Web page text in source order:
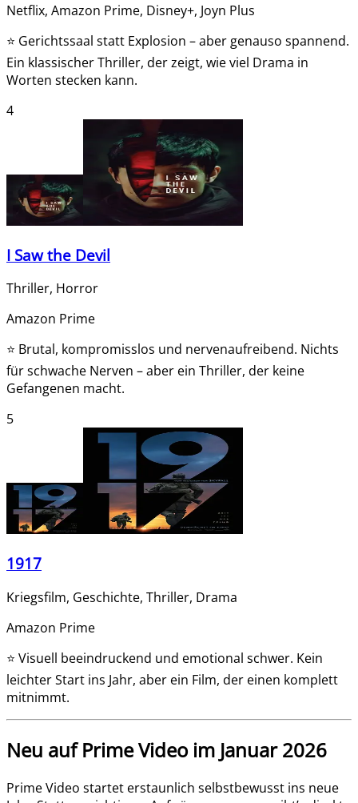
Netflix, Amazon Prime, Disney+, Joyn Plus
⭐ Gerichtssaal statt Explosion – aber genauso spannend.
Ein klassischer Thriller, der zeigt, wie viel Drama in
Worten stecken kann.
4
I Saw the Devil
Thriller, Horror
Amazon Prime
⭐ Brutal, kompromisslos und nervenaufreibend. Nichts
für schwache Nerven – aber ein Thriller, der keine
Gefangenen macht.
5
1917
Kriegsfilm, Geschichte, Thriller, Drama
Amazon Prime
⭐ Visuell beeindruckend und emotional schwer. Kein
leichter Start ins Jahr, aber ein Film, der einen komplett
mitnimmt.
Neu auf Prime Video im Januar 2026
Prime Video startet erstaunlich selbstbewusst ins neue